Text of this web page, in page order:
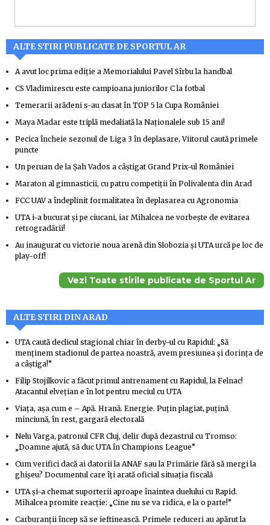
ALTE STIRI PUBLICATE DE SPORTUL AR
A avut loc prima ediție a Memorialului Pavel Sîrbu la handbal
CS Vladimirescu este campioana juniorilor C la fotbal
Temerarii arădeni s-au clasat în TOP 5 la Cupa României
Maya Madar este triplă medaliată la Naționalele sub 15 ani!
Pecica încheie sezonul de Liga 3 în deplasare, Viitorul caută primele
puncte
Un peruan de la Șah Vados a câștigat Grand Prix-ul României
Maraton al gimnasticii, cu patru competiții în Polivalenta din Arad
FCC UAV a îndeplinit formalitatea în deplasarea cu Agronomia
UTA i-a bucurat și pe ciucani, iar Mihalcea ne vorbește de evitarea
retrogradării!
Au inaugurat cu victorie noua arenă din Slobozia și UTA urcă pe loc de
play-off!
Vezi Toate stirile publicate de Sportul Ar
ALTE STIRI DIN ARAD
UTA caută declicul stagional chiar în derby-ul cu Rapidul: „Să
menținem stadionul de partea noastră, avem presiunea și dorința de
a câștiga!”
Filip Stojilkovic a făcut primul antrenament cu Rapidul, la Felnac!
Atacantul elvețian e în lot pentru meciul cu UTA
Viața, așa cum e – Apă. Hrană. Energie. Puțin plagiat, puțină
minciună, în rest, gargară electorală
Nelu Varga, patronul CFR Cluj, delir după dezastrul cu Tromso:
„Doamne ajută, să duc UTA în Champions League”
Cum verifici dacă ai datorii la ANAF sau la Primărie fără să mergi la
ghișeu? Documentul care îți arată oficial situația fiscală
UTA și-a chemat suporterii aproape înaintea duelului cu Rapid.
Mihalcea promite reacție: „Cine nu se va ridica, e la o parte!”
Carburanții încep să se ieftinească. Primele reduceri au apărut la